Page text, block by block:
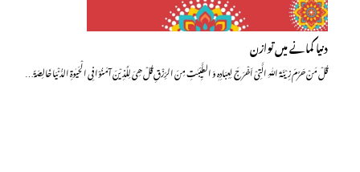
دنیا کمانے میں توازن
قُلْ مَنْ حَرَّمَ زِیْنَۃَ اللّٰہِ الَّتِیْ اَخْرَجَ لِعِبَادِہٖ وَ الطَّیِّبٰتِ مِنَ الرِّزْقِ قُلْ ھِیَ لِلَّذِیْنَ آمَنُوْا فِی الْحَیٰوۃِ الدُّنْیَا خَالِصَۃً…